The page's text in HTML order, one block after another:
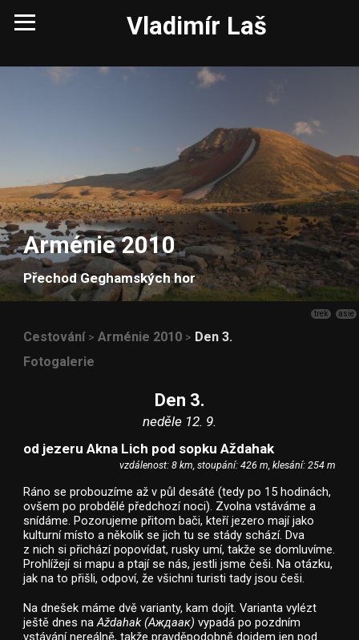
Vladimír Laš
Arménie 2010
Přechod Geghamských hor
trek asie
Cestování>Arménie 2010 > Den 3.
Fotogalerie
Den 3.
neděle 12. 9.
od jezeru Akna Lich pod sopku Aždahak
vzdálenost: 8 km, stoupání: 426 m, klesání: 254 m
Ráno se probouzíme až v půl desáté (tedy po 15 hodinách,
ovšem po probdělé předchozí noci). Zvolna vstáváme a
snídáme. Pozorujeme přitom bači, kteří jezero mají jako
kulturní místo a několik se jich tu se stády schází. Dva
z nich si přichází popovídat, rusky umí, takže se domluvíme.
Prohlížejí si mapu a ptají se nás, jestli jsme češi. Na otázku,
jak na to přišli, odpoví, že všichni turisti tady jsou češi.
Na dnešek máme dvě varianty, kam dojít. Varianta vylézt
ještě dnes naAždahak (Аждаак) vypadá po pozdním
vstávání nereálně, takže pravděpodobně dojdem jen pod